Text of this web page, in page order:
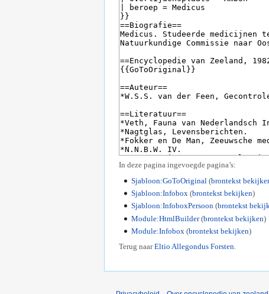
In deze pagina ingevoegde pagina’s:
Sjabloon:GoToOriginal (brontekst
Sjabloon:Infobox (brontekst bekijken)
Sjabloon:InfoboxPersoon(brontekst
Module:HtmlBuilder(brontekst bekijken)
Module:Infobox (brontekst bekijken)
Terug naarEltio Allegondus Forsten.